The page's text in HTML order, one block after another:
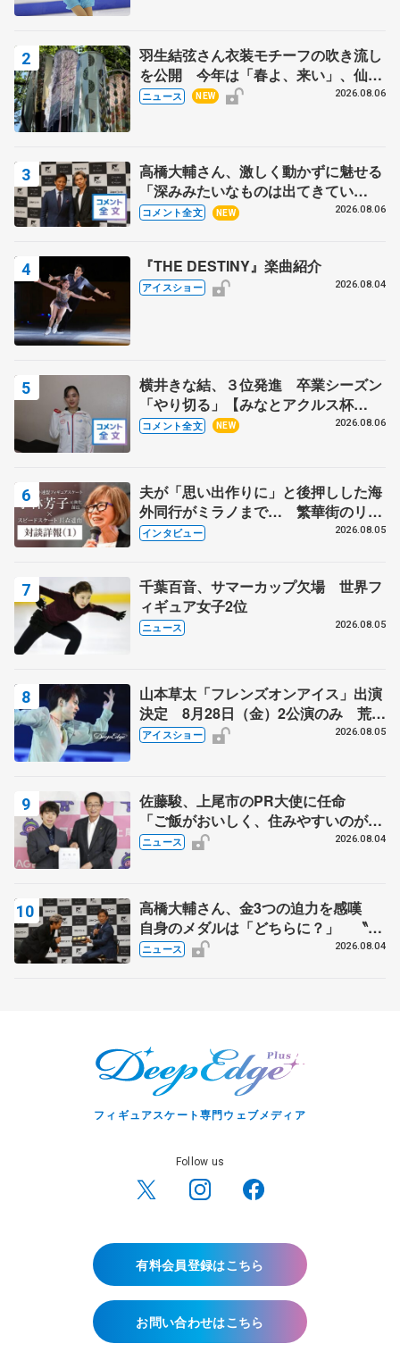
羽生結弦さん衣装モチーフの吹き流し
を公開 今年は「春よ、来い」、仙台
の瑞鳳殿
ニュース NEW 2026.08.06
高橋大輔さん、激しく動かずに魅せる
「深みみたいなものは出てきてい
る？」 〝兄さん〟と慕うレジェンド
コメント全文 NEW 2026.08.06
『THE DESTINY』楽曲紹介
アイスショー 2026.08.04
横井きな結、３位発進 卒業シーズン
「やり切る」【みなとアクルス杯
SP】
コメント全文 NEW 2026.08.06
夫が「思い出作りに」と後押しした海
外同行がミラノまで… 繁華街のリン
クでは不良のお兄さんも味方に 小林
インタビュー 2026.08.05
千葉百音、サマーカップ欠場 世界フ
ィギュア女子2位
ニュース 2026.08.05
山本草太「フレンズオンアイス」出演
決定 8月28日（金）2公演のみ 荒川
静香さんプロデュース、20周年のアイ
アイスショー 2026.08.05
佐藤駿、上尾市のPR大使に任命
「ご飯がおいしく、住みやすいのが魅
力」
ニュース 2026.08.04
高橋大輔さん、金3つの迫力を感嘆
自身のメダルは「どちらに？」 〝リ
ス兄弟〟オリンピック3連覇の野村忠
ニュース 2026.08.04
フィギュアスケート専門ウェブメディア
Follow us
有料会員登録はこちら
お問い合わせはこちら